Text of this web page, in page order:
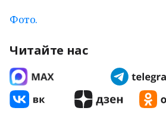
Фото.
Читайте нас